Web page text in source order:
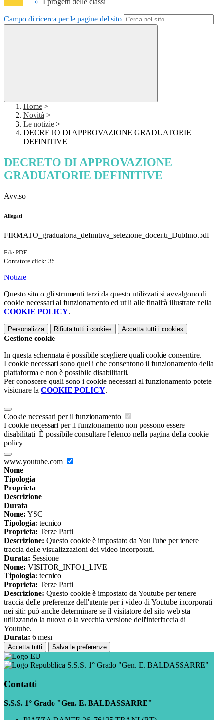
I progetti delle classi
Campo di ricerca per le pagine del sito
Home >
Novità >
Le notizie >
DECRETO DI APPROVAZIONE GRADUATORIE
DEFINITIVE
DECRETO DI APPROVAZIONE
GRADUATORIE DEFINITIVE
Avviso
Allegati
FIRMATO_graduatoria_definitiva_selezione_docenti_Dublino.pdf
File PDF
Contatore click: 35
Notizie
Questo sito o gli strumenti terzi da questo utilizzati si avvalgono di
cookie necessari al funzionamento ed utili alle finalità illustrate nella
COOKIE POLICY.
Personalizza Rifiuta tutti i cookies Accetta tutti i cookies
Gestione cookie
In questa schermata è possibile scegliere quali cookie consentire.
I cookie necessari sono quelli che consentono il funzionamento della
piattaforma e non è possibile disabilitarli.
Per conoscere quali sono i cookie necessari al funzionamento potete
visionare la COOKIE POLICY.
Cookie necessari per il funzionamento
I cookie necessari per il funzionamento non possono essere
disabilitati. È possibile consultare l'elenco nella pagina della cookie
policy.
www.youtube.com
Nome
Tipologia
Proprieta
Descrizione
Durata
Nome: YSC
Tipologia: tecnico
Proprieta: Terze Parti
Descrizione: Questo cookie è impostato da YouTube per tenere
traccia delle visualizzazioni dei video incorporati.
Durata: Sessione
Nome: VISITOR_INFO1_LIVE
Tipologia: tecnico
Proprieta: Terze Parti
Descrizione: Questo cookie è impostato da Youtube per tenere
traccia delle preferenze dell'utente per i video di Youtube incorporati
nei siti; può anche determinare se il visitatore del sito web sta
utilizzando la nuova o la vecchia versione dell'interfaccia di
Youtube.
Durata: 6 mesi
Accetta tutti Salva le preferenze
S.S.S. 1° Grado "Gen. E. BALDASSARRE"
Contatti
S.S.S. 1° Grado "Gen. E. BALDASSARRE"